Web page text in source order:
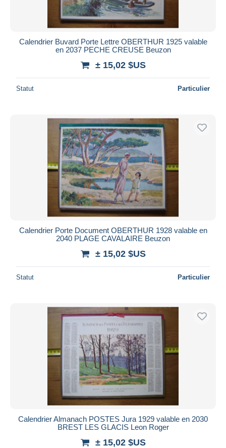
Calendrier Buvard Porte Lettre OBERTHUR 1925 valable
en 2037 PECHE CREUSE Beuzon
± 15,02 $US
Statut Particulier
Calendrier Porte Document OBERTHUR 1928 valable en
2040 PLAGE CAVALAIRE Beuzon
± 15,02 $US
Statut Particulier
Calendrier Almanach POSTES Jura 1929 valable en 2030
BREST LES GLACIS Leon Roger
± 15,02 $US